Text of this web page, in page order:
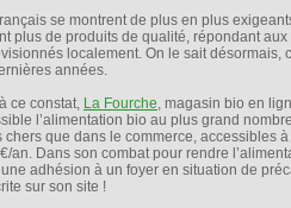
se montrent de plus en plus
plus de produits de qualité, répondant
localement. On le sait désormais,
années.
ce constat, La Fourche, magasin bio en
l’alimentation bio au plus grand
chers que dans le commerce, accessibles
an. Dans son combat pour rendre
adhésion à un foyer en situation de
sur son site !